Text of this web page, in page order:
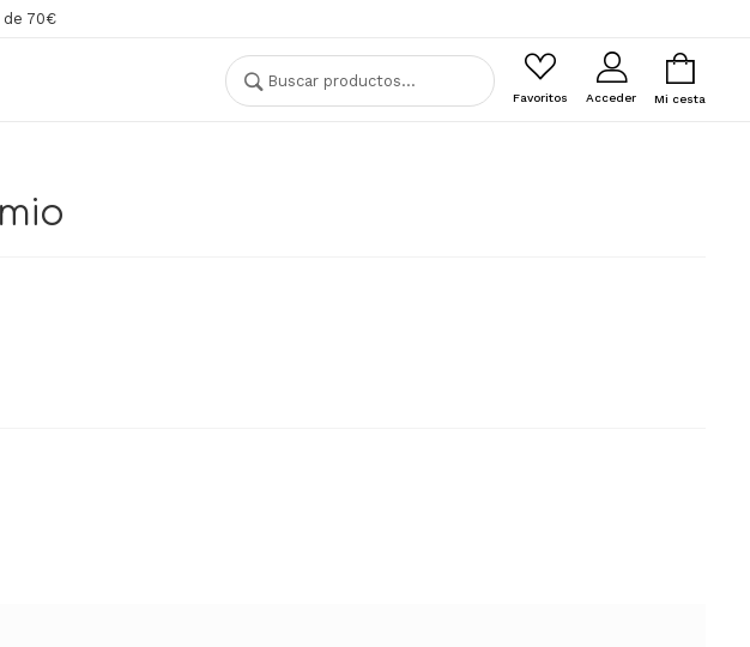
de 70€
Buscar
por:
Buscar
Favoritos Acceder Mi cesta